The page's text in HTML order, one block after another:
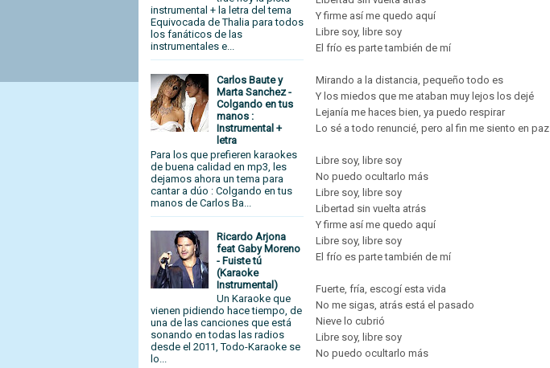
instrumental + la letra del tema
Equivocada de Thalia para todos
los fanáticos de las
instrumentales e...
Carlos Baute y
Marta Sanchez -
Colgando en tus
manos :
Instrumental +
letra
Para los que prefieren karaokes
de buena calidad en mp3, les
dejamos ahora un tema para
cantar a dúo : Colgando en tus
manos de Carlos Ba...
Ricardo Arjona
feat Gaby Moreno
- Fuiste tú
(Karaoke
Instrumental)
Un Karaoke que
vienen pidiendo hace tiempo, de
una de las canciones que está
sonando en todas las radios
desde el 2011, Todo-Karaoke se
lo...
Y firme así me quedo aquí
Libre soy, libre soy
El frío es parte también de mí
Mirando a la distancia, pequeño todo es
Y los miedos que me ataban muy lejos los dejé
Lejanía me haces bien, ya puedo respirar
Lo sé a todo renuncié, pero al fin me siento en paz
Libre soy, libre soy
No puedo ocultarlo más
Libre soy, libre soy
Libertad sin vuelta atrás
Y firme así me quedo aquí
Libre soy, libre soy
El frío es parte también de mí
Fuerte, fría, escogí esta vida
No me sigas, atrás está el pasado
Nieve lo cubrió
Libre soy, libre soy
No puedo ocultarlo más